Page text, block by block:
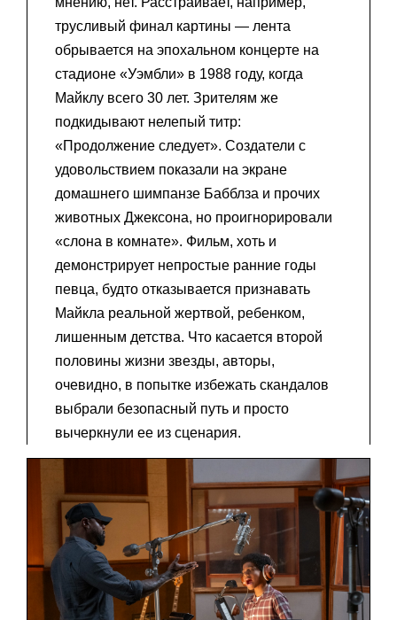
трусливый финал картины — лента
обрывается на эпохальном концерте на
стадионе «Уэмбли» в 1988 году, когда
Майклу всего 30 лет. Зрителям же
подкидывают нелепый титр:
«Продолжение следует». Создатели с
удовольствием показали на экране
домашнего шимпанзе Бабблза и прочих
животных Джексона, но проигнорировали
«слона в комнате». Фильм, хоть и
демонстрирует непростые ранние годы
певца, будто отказывается признавать
Майкла реальной жертвой, ребенком,
лишенным детства. Что касается второй
половины жизни звезды, авторы,
очевидно, в попытке избежать скандалов
выбрали безопасный путь и просто
вычеркнули ее из сценария.